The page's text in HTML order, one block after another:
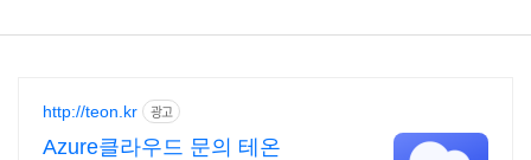
http://teon.kr 광고
Azure클라우드 문의 테온